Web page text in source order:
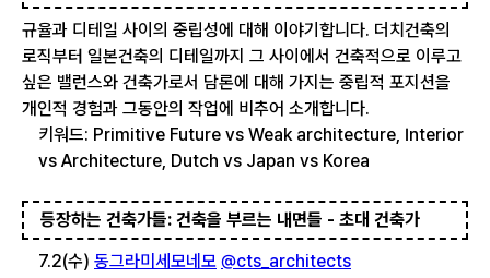
규율과 디테일 사이의 중립성에 대해 이야기합니다. 더치건축의
로직부터 일본건축의 디테일까지 그 사이에서 건축적으로 이루고
싶은 밸런스와 건축가로서 담론에 대해 가지는 중립적 포지션을
개인적 경험과 그동안의 작업에 비추어 소개합니다.
키워드: Primitive Future vs Weak architecture, Interior
vs Architecture, Dutch vs Japan vs Korea
등장하는 건축가들: 건축을 부르는 내면들 - 초대 건축가
7.2(수) 동그라미세모네모 @cts_architects